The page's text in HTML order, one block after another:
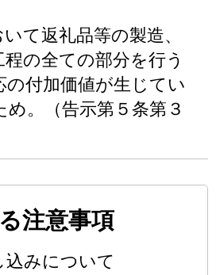
て返礼品等の製造、
の全ての部分を行う
の付加価値が生じてい
。（告示第５条第３
注意事項
みについて